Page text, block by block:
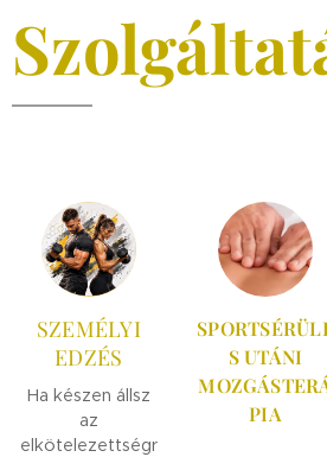
SZEMÉLYI
EDZÉS
Ha készen állsz
az
elkötelezettségr
S UTÁNI
PIA